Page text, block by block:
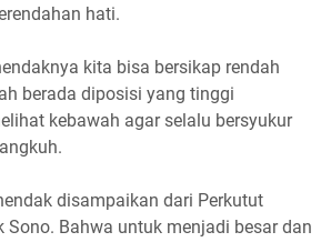
hati.
kita bisa bersikap rendah
berada diposisi yang tinggi
kebawah agar selalu bersyukur
disampaikan dari Perkutut
Sono. Bahwa untuk menjadi besar dan